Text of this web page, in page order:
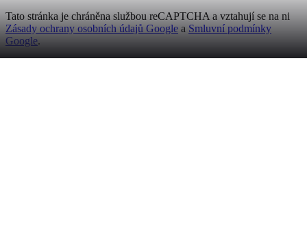
Tato stránka je chráněna službou reCAPTCHA a vztahují se na ni
Zásady ochrany osobních údajů Google a Smluvní podmínky
Google.